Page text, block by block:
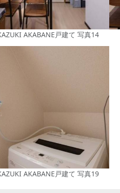
AKABANE戸建て 写真14
AKABANE戸建て 写真19